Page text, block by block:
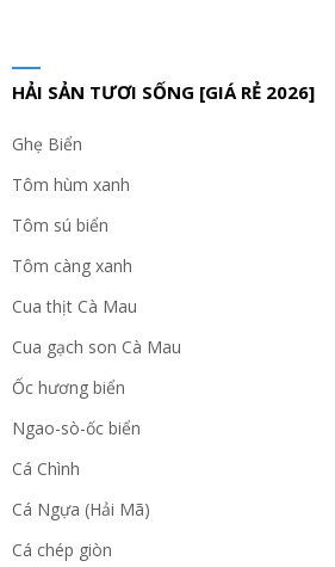
HẢI SẢN TƯƠI SỐNG [GIÁ RẺ 2026]
Ghẹ Biển
Tôm hùm xanh
Tôm sú biển
Tôm càng xanh
Cua thịt Cà Mau
Cua gạch son Cà Mau
Ốc hương biển
Ngao-sò-ốc biển
Cá Chình
Cá Ngựa (Hải Mã)
Cá chép giòn